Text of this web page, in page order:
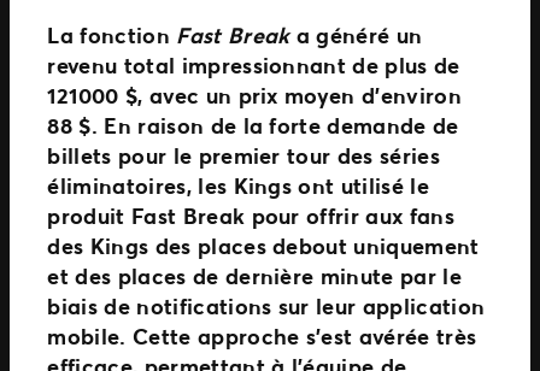
La fonction Fast Breaka généré un
revenu total impressionnant de plus de
121 000 $, avec un prix moyen d’environ
88 $. En raison de la forte demande de
billets pour le premier tour des séries
éliminatoires, les Kings ont utilisé le
produit Fast Break pour offrir aux fans
des Kings des places debout uniquement
et des places de dernière minute par le
biais de notifications sur leur application
mobile. Cette approche s’est avérée très